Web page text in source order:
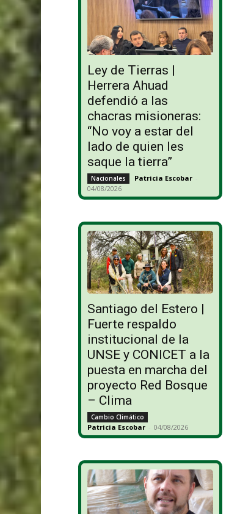
Ley de Tierras |
Herrera Ahuad
defendió a las
chacras misioneras:
“No voy a estar del
lado de quien les
saque la tierra”
Nacionales Patricia Escobar -
04/08/2026
Santiago del Estero |
Fuerte respaldo
institucional de la
UNSE y CONICET a la
puesta en marcha del
proyecto Red Bosque
– Clima
Cambio Climático
Patricia Escobar - 04/08/2026